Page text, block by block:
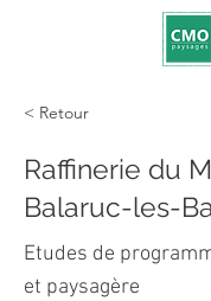
< Retour
Raffinerie du
Balaruc-les-
Etudes de
et paysagère